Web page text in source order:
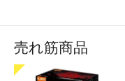
売れ筋商品